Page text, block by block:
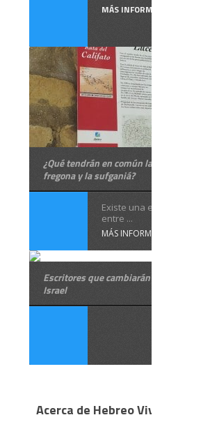
MÁS INFORMACIÓN
¿Qué tendrán en común la esponja, la
fregona y la sufganiá?
Existe una estrecha
entre ...
MÁS INFORMACIÓN
Escritores que cambiarán tu forma de
Israel
Acerca de Hebreo Vivo